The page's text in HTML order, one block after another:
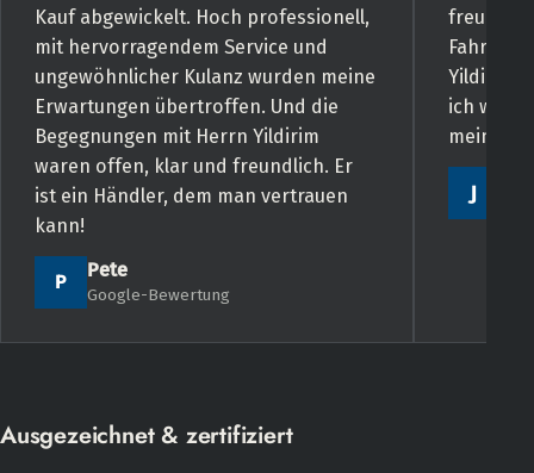
Kauf abgewickelt. Hoch professionell,
mit hervorragendem Service und
ungewöhnlicher Kulanz wurden meine
Erwartungen übertroffen. Und die
Begegnungen mit Herrn Yildirim
waren offen, klar und freundlich. Er
ist ein Händler, dem man vertrauen
kann!
P Pete
Google-Bewertung
Yildirim
ich
meine
J
Ausgezeichnet & zertifiziert